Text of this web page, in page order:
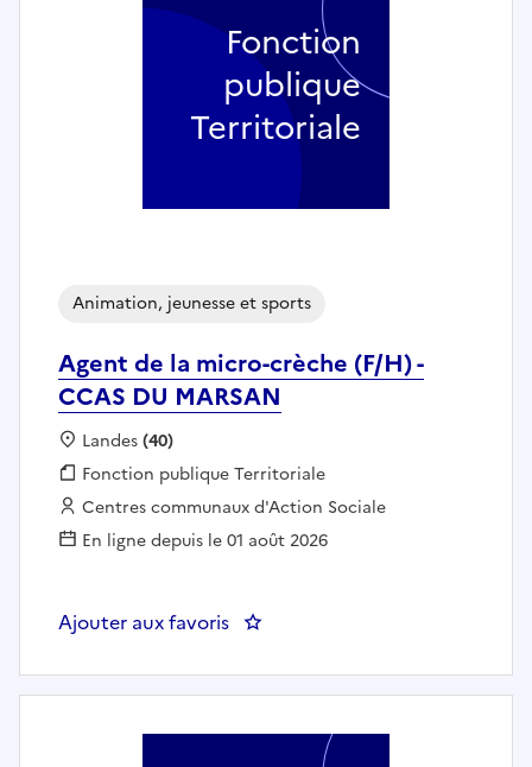
Agent de la micro-crèche (F/H) -
CCAS DU MARSAN
Animation, jeunesse et sports
Localisation :
Landes(40)
Fonction publique :
Fonction publique Territoriale
Employeur :
Centres communaux d'Action Sociale
En ligne depuis le 01 août 2026
Ajouter aux favoris : Agent de la micro-crèche (F/H)
Fonction
publique
Territoriale